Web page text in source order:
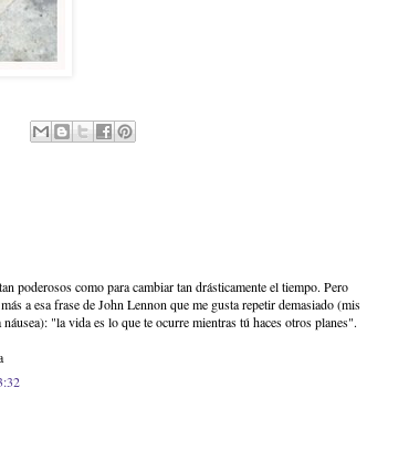
poderosos como para cambiar tan drásticamente el tiempo. Pero
a esa frase de John Lennon que me gusta repetir demasiado (mis
"la vida es lo que te ocurre mientras tú haces otros planes".